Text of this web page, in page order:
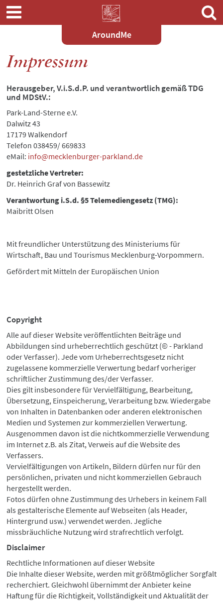
AroundMe
Hauptinhalt
springen
Impressum
Herausgeber, V.i.S.d.P. und verantwortlich gemäß TDG
und MDStV.:
Park-Land-Sterne e.V.
Dalwitz 43
17179 Walkendorf
Telefon 038459/ 669833
eMail: info@mecklenburger-parkland.de
gestetzliche Vertreter:
Dr. Heinrich Graf von Bassewitz
Verantwortung i.S.d. §5 Telemediengesetz (TMG):
Maibritt Olsen
Mit freundlicher Unterstützung des Ministeriums für
Wirtschaft, Bau und Tourismus Mecklenburg-Vorpommern.
Gefördert mit Mitteln der Europäischen Union
Copyright
Alle auf dieser Website veröffentlichten Beiträge und
Abbildungen sind urheberrechtlich geschützt (© - Parkland
oder Verfasser). Jede vom Urheberrechtsgesetz nicht
zugelassene kommerzielle Verwertung bedarf vorheriger
schriftlicher Zustimmung des/der Verfasser.
Dies gilt insbesondere für Vervielfältigung, Bearbeitung,
Übersetzung, Einspeicherung, Verarbeitung bzw. Wiedergabe
von Inhalten in Datenbanken oder anderen elektronischen
Medien und Systemen zur kommerziellen Verwertung.
Ausgenommen davon ist die nichtkommerzielle Verwendung
im Internet z.B. als Zitat, Verweis auf die Website des
Verfassers.
Vervielfältigungen von Artikeln, Bildern dürfen nur für den
persönlichen, privaten und nicht kommerziellen Gebrauch
hergestellt werden.
Fotos dürfen ohne Zustimmung des Urhebers in keinem Fall
als gestalterische Elemente auf Webseiten (als Header,
Hintergrund usw.) verwendet werden. Jegliche
missbräuchliche Nutzung wird strafrechtlich verfolgt.
Disclaimer
Rechtliche Informationen auf dieser Website
Die Inhalte dieser Website, werden mit größtmöglicher Sorgfalt
recherchiert. Gleichwohl übernimmt der Anbieter keine
Haftung für die Richtigkeit, Vollständigkeit und Aktualität der